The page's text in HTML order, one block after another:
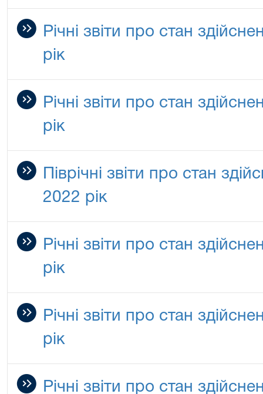
Річні звіти про стан
рік
Річні звіти про стан
рік
Піврічні звіти про стан
2022 рік
Річні звіти про стан
рік
Річні звіти про стан
рік
Річні звіти про стан